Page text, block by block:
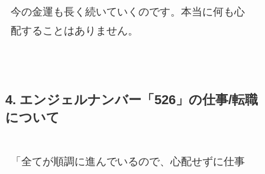
今の金運も長く続いていくのです。本当に何も心
配することはありません。
4. エンジェルナンバー「526」の仕事/転職
について
「全てが順調に進んでいるので、心配せずに仕事